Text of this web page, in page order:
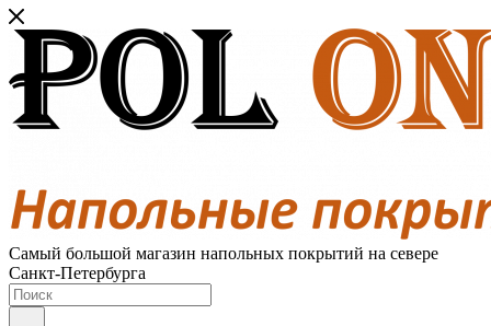
Самый большой магазин напольных покрытий на севере
Санкт-Петербурга